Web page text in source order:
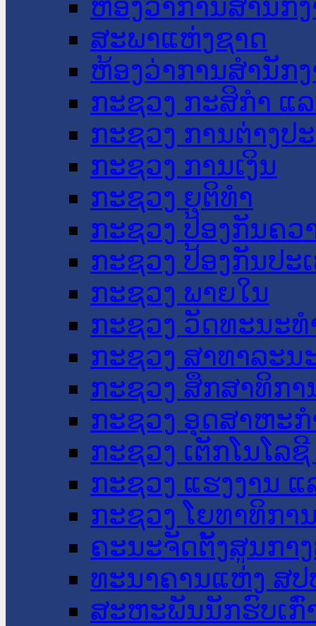
ຫ້ອງວ່າການສໍານັກ
ສະພາແຫ່ງຊາດ
ຫ້ອງວ່າການສຳນັກ
ກະຊວງ ກະສິກຳ ແ
ກະຊວງ ການຕ່າງປ
ກະຊວງ ການເງິນ
ກະຊວງ ຍຸຕິທໍາ
ກະຊວງ ປ້ອງກັນຄວ
ກະຊວງ ປ້ອງກັນປະ
ກະຊວງ ພາຍໃນ
ກະຊວງ ວັດທະນະ
ກະຊວງ ສາທາລະນ
ກະຊວງ ສຶກສາທິກາ
ກະຊວງ ອຸດສາຫະ
ກະຊວງ ເຕັກໂນໂລ
ກະຊວງ ແຮງງານ
ກະຊວງ ໂຍທາທິກາ
ຄະນະຈັດຕັ້ງສູນກາ
ທະນາຄານແຫ່ງ ສປ
ສະຫະພັນນັກຮົບເກົ່